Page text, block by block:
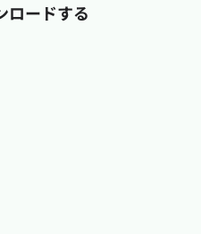
ロードする